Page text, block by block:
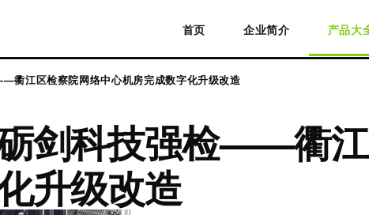
首页 企业简介 产品大
衢江区检察院网络中心机房完成数字化升级改造
剑科技强检——衢
升级改造